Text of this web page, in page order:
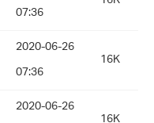
07:36
2020-06-26
07:36
16K
2020-06-26